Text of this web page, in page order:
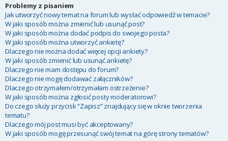
Problemy z pisaniem
Jak utworzyć nowy temat na forum lub wysłać odpowiedź w temacie?
W jaki sposób można zmienić lub usunąć post?
W jaki sposób można dodać podpis do swojego posta?
W jaki sposób można utworzyć ankietę?
Dlaczego nie można dodać więcej opcji ankiety?
W jaki sposób zmienić lub usunąć ankietę?
Dlaczego nie mam dostępu do forum?
Dlaczego nie mogę dodawać załączników?
Dlaczego otrzymałem/otrzymałam ostrzeżenie?
W jaki sposób można zgłosić posty moderatorowi?
Do czego służy przycisk “Zapisz” znajdujący się w oknie tworzenia
tematu?
Dlaczego mój post musi być akceptowany?
W jaki sposób mogę przesunąć swój temat na górę strony tematów?